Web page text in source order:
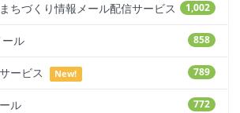
1,002
ちづくり情報メール配信サービス
858
ル
789
ービス New!
772
ル